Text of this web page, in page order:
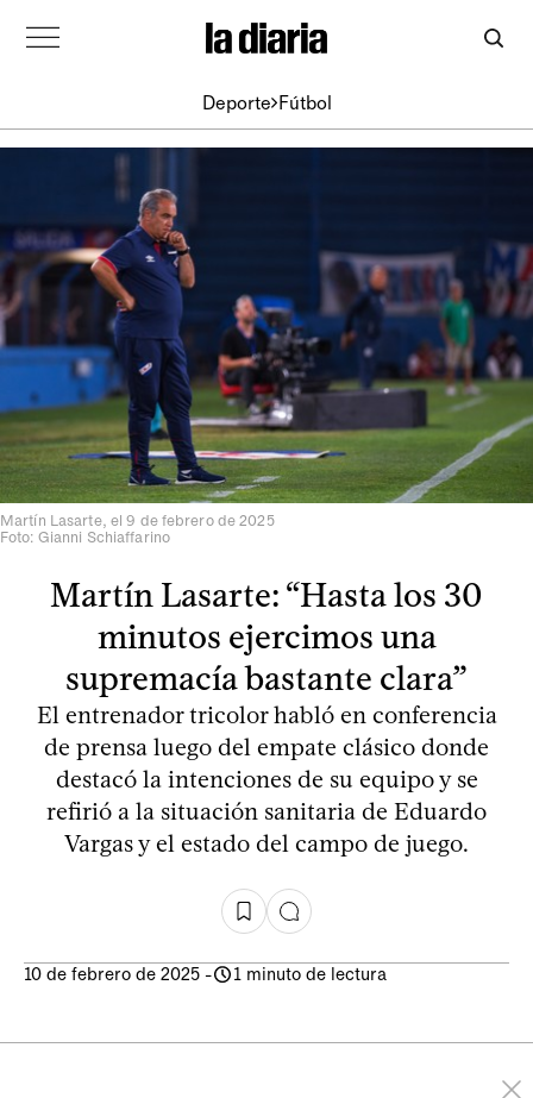
Deporte Fútbol
Martín Lasarte, el 9 de febrero de 2025
Foto: Gianni Schiaffarino
Martín Lasarte: “Hasta los 30
minutos ejercimos una
supremacía bastante clara”
El entrenador tricolor habló en conferencia
de prensa luego del empate clásico donde
destacó la intenciones de su equipo y se
refirió a la situación sanitaria de Eduardo
Vargas y el estado del campo de juego.
10 de febrero de 2025 - 1 minuto de lectura